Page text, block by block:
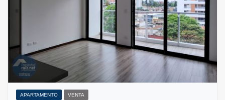
APARTAMENTO VENTA